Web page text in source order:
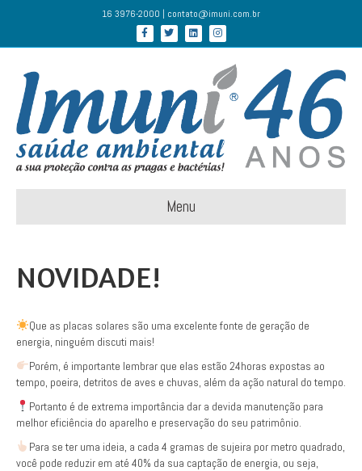
16 3976-2000 | contato@imuni.com.br
FacebookTwitterLinkedinInstagram
Menu
NOVIDADE!
Que as placas solares são uma excelente fonte de geração de
energia, ninguém discuti mais!
Porém, é importante lembrar que elas estão 24horas expostas ao
tempo, poeira, detritos de aves e chuvas, além da ação natural do tempo.
Portanto é de extrema importância dar a devida manutenção para
melhor eficiência do aparelho e preservação do seu patrimônio.
Para se ter uma ideia, a cada 4 gramas de sujeira por metro quadrado,
você pode reduzir em até 40% da sua captação de energia, ou seja,